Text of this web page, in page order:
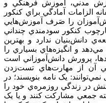
مدني، آموزش فرهنگي و
الزامات آمادگي براي کنکور
را صَرف آموزش‌هايي
کنکور سودمندي چنداني
دانش‌بنيان ندارد و بهترين
و انگيزه‌هاي بسياري را
پرورش دانش‌آموزاني است
آن از مهارت‌هاي تست‌زدن
يک نامه بنويسند؛ در
در زندگي روزمره‌ي خود را
جمعي مشارکت کنند و يا يک